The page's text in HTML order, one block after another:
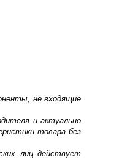
не входящие
и актуально
товара без
лиц действует